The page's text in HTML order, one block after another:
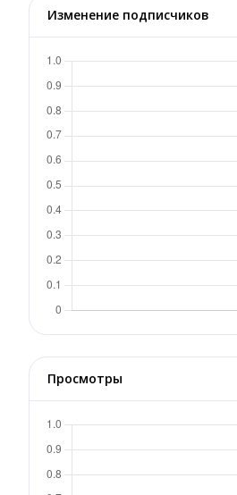
Изменение подписчиков
Просмотры